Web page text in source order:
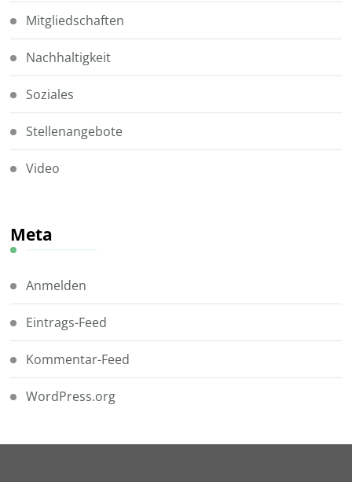
Mitgliedschaften
Nachhaltigkeit
Soziales
Stellenangebote
Video
Meta
Anmelden
Eintrags-Feed
Kommentar-Feed
WordPress.org